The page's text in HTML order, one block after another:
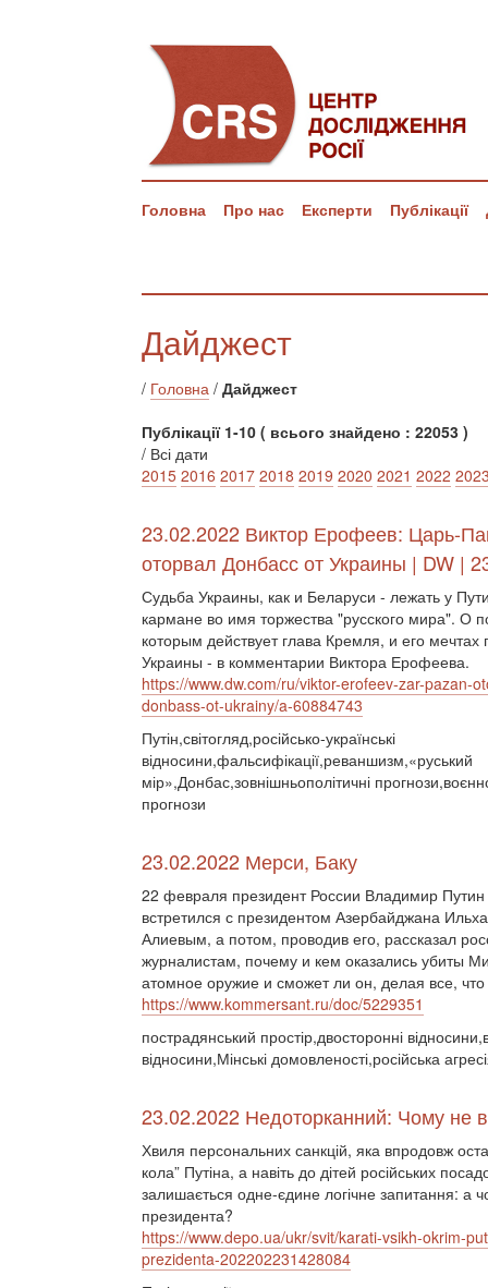
Головна Про нас Експерти Публікації
Дайджест
/ Головна / Дайджест
Публікації 1-10 ( всього знайдено : 22053 )
/ Всі дати
2015 2016 2017 2018 2019 2020 2021 2022
23.02.2022 Виктор Ерофеев: Царь-
оторвал Донбасс от Украины | DW |
Судьба Украины, как и Беларуси - лежать у
кармане во имя торжества "русского мира". О
которым действует глава Кремля, и его мечтах
Украины - в комментарии Виктора Ерофеева.
https://www.dw.com/ru/viktor-erofeev-zar-pazan-
donbass-ot-ukrainy/a-60884743
Путін,світогляд,російсько-українські
відносини,фальсифікації,реваншизм,«руський
мір»,Донбас,зовнішньополітичні
прогнози
23.02.2022 Мерси, Баку
22 февраля президент России Владимир
встретился с президентом Азербайджана
Алиевым, а потом, проводив его, рассказал
журналистам, почему и кем оказались убиты
атомное оружие и сможет ли он, делая все,
https://www.kommersant.ru/doc/5229351
пострадянський простір,двосторонні
відносини,Мінські домовленості,російська
23.02.2022 Недоторканний: Чому не
Хвиля персональних санкцій, яка впродовж
кола” Путіна, а навіть до дітей російських
залишається одне-єдине логічне запитання: а
президента?
https://www.depo.ua/ukr/svit/karati-vsikh-okrim-
prezidenta-202202231428084